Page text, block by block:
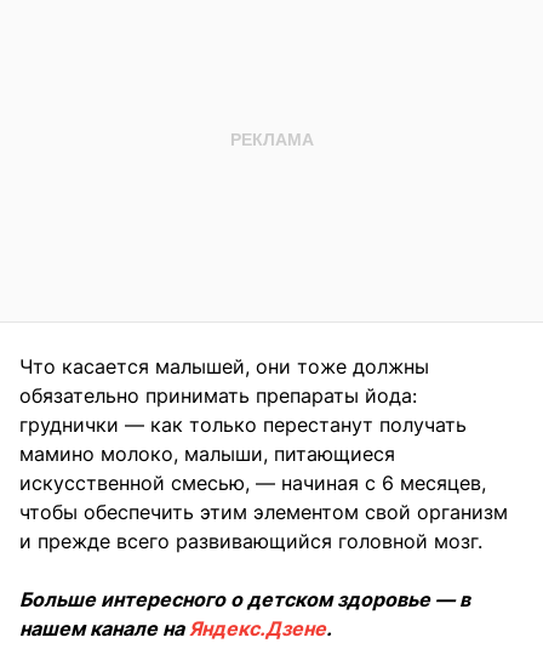
Что касается малышей, они тоже должны
обязательно принимать препараты йода:
груднички — как только перестанут получать
мамино молоко, малыши, питающиеся
искусственной смесью, — начиная с 6 месяцев,
чтобы обеспечить этим элементом свой организм
и прежде всего развивающийся головной мозг.
Больше интересного о детском здоровье — в
нашем канале на Яндекс.Дзене.